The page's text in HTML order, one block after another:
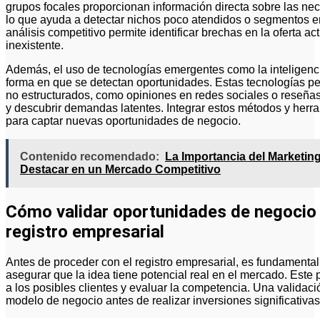
grupos focales proporcionan información directa sobre las
lo que ayuda a detectar nichos poco atendidos o segmentos
análisis competitivo permite identificar brechas en la oferta
inexistente.
Además, el uso de tecnologías emergentes como la
forma en que se detectan oportunidades. Estas tecnologías
no estructurados, como opiniones en redes sociales o
y descubrir demandas latentes. Integrar estos métodos y
para captar nuevas oportunidades de negocio.
Contenido recomendado:
La Importancia del
Destacar en un Mercado Competitivo
Cómo validar oportunidades de
registro empresarial
Antes de proceder con el registro empresarial, es
asegurar que la idea tiene potencial real en el mercado.
a los posibles clientes y evaluar la competencia. Una
modelo de negocio antes de realizar inversiones